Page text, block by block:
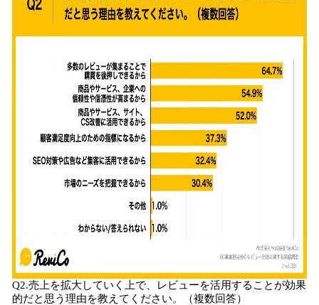
Q2.売上を拡大していく上で、レビューを活用することが効果
的だと思う理由を教えてください。（複数回答）